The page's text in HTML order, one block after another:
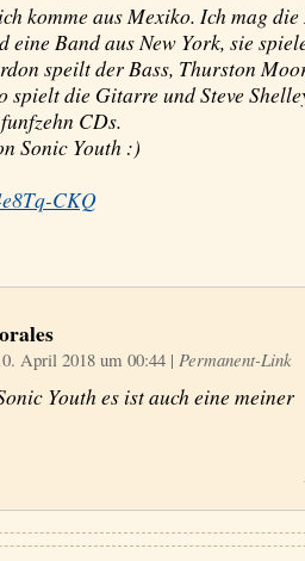
komme aus Mexiko. Ich mag
eine Band aus New York, sie
speilt der Bass, Thurston
spielt die Gitarre und Steve
CDs.
Sonic Youth :)
CKQ
April 2018 um 00:44 | Permanent-Link
Youth es ist auch eine meiner